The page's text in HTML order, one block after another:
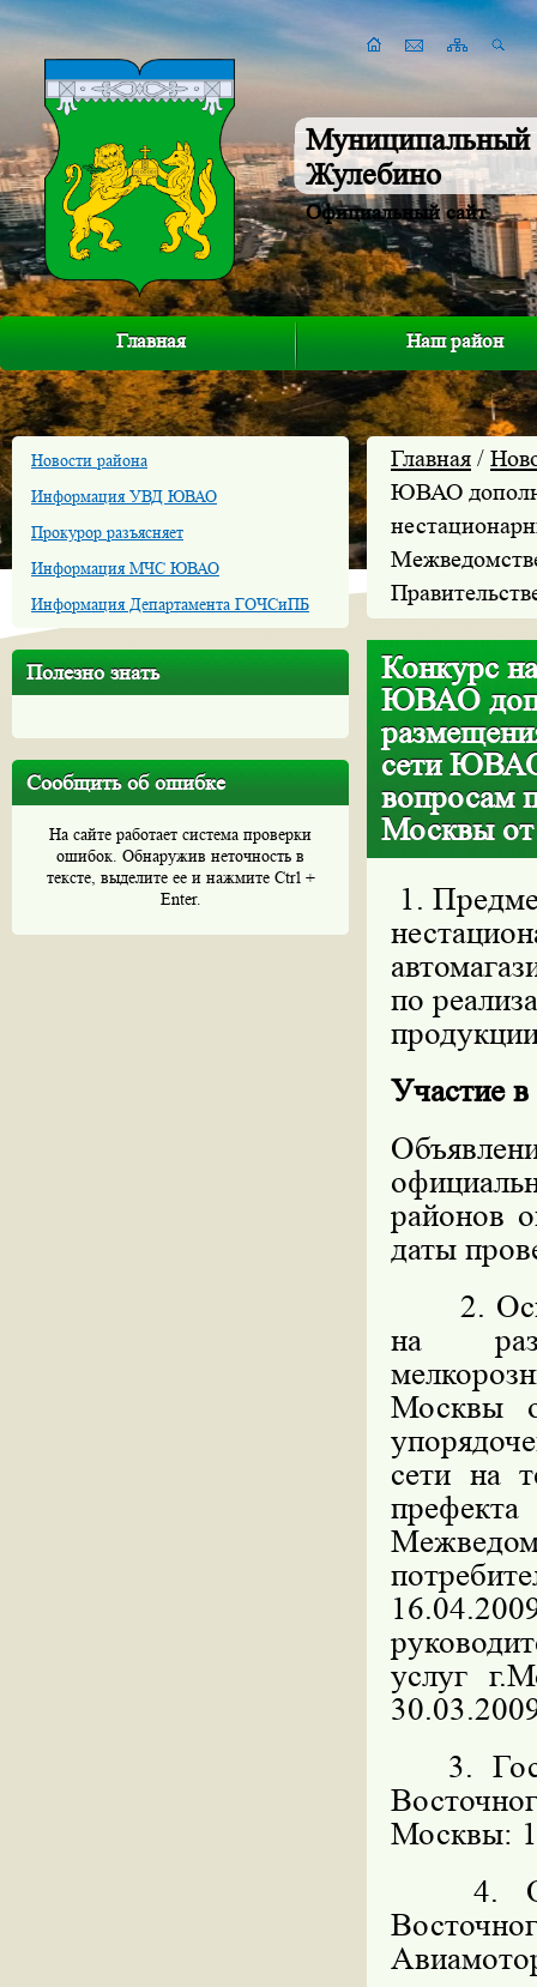
Муниципальный
Жулебино
Официальный сайт
Главная Наш район
Новости района
Информация УВД ЮВАО
Прокурор разъясняет
Информация МЧС ЮВАО
Информация Департамента ГОЧСиПБ
Полезно знать
Сообщить об ошибке
На сайте работает система проверки
ошибок. Обнаружив неточность в
тексте, выделите ее и нажмите Ctrl +
Enter.
Главная /
ЮВАО
Конкурс
ЮВАО
сети
вопросам
Москвы
1.
по
Участие в
районов
даты
2.
на
Москвы
сети на
услуг
3.
Москвы:
4.